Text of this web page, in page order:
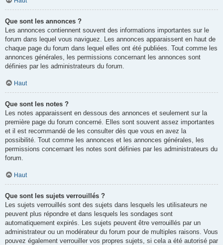
Que sont les annonces ?
Les annonces contiennent souvent des informations importantes sur le
forum dans lequel vous naviguez. Les annonces apparaissent en haut de
chaque page du forum dans lequel elles ont été publiées. Tout comme les
annonces générales, les permissions concernant les annonces sont
définies par les administrateurs du forum.
Haut
Que sont les notes ?
Les notes apparaissent en dessous des annonces et seulement sur la
première page du forum concerné. Elles sont souvent assez importantes
et il est recommandé de les consulter dès que vous en avez la
possibilité. Tout comme les annonces et les annonces générales, les
permissions concernant les notes sont définies par les administrateurs du
forum.
Haut
Que sont les sujets verrouillés ?
Les sujets verrouillés sont des sujets dans lesquels les utilisateurs ne
peuvent plus répondre et dans lesquels les sondages sont
automatiquement expirés. Les sujets peuvent être verrouillés par un
administrateur ou un modérateur du forum pour de multiples raisons. Vous
pouvez également verrouiller vos propres sujets, si cela a été autorisé par